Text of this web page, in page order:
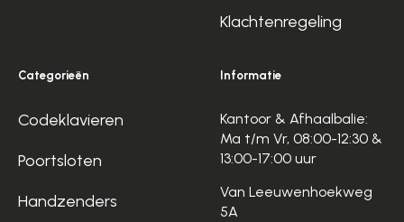
Klachtenregeling
Categorieën
Codeklavieren
Poortsloten
Handzenders
Informatie
Kantoor & Afhaalbalie:
Ma t/m Vr, 08:00-12:30 &
13:00-17:00 uur
Van Leeuwenhoekweg
5A